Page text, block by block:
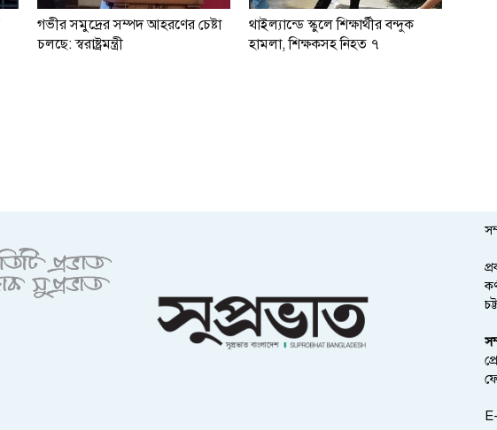
গভীর সমুদ্রের সম্পদ আহরণের চেষ্টা
চলছে: স্বরাষ্ট্রমন্ত্রী
থাইল্যান্ডে স্কুলে শিক্ষার্থীর বন্দুক
হামলা, শিক্ষকসহ নিহত ৭